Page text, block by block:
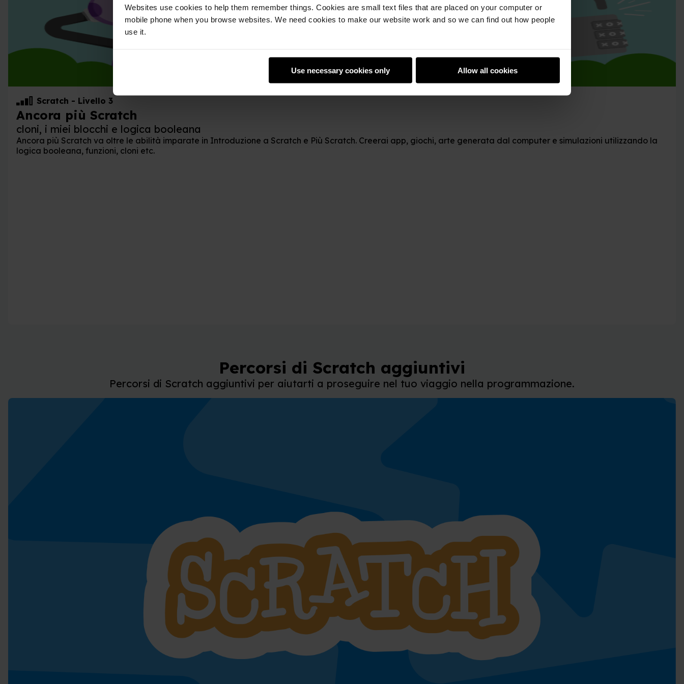
Websites use cookies to help them remember things. Cookies are small text files that are placed on your computer or
mobile phone when you browse websites. We need cookies to make our website work and so we can find out how people
use it.
Use necessary cookies only Allow all cookies
Scratch - Livello 3
Ancora più Scratch
cloni, i miei blocchi e logica booleana
Ancora più Scratch va oltre le abilità imparate in Introduzione a Scratch e Più Scratch. Creerai app, giochi, arte generata dal computer e simulazioni utilizzando la
logica booleana, funzioni, cloni etc.
Percorsi di Scratch aggiuntivi
Percorsi di Scratch aggiuntivi per aiutarti a proseguire nel tuo viaggio nella programmazione.